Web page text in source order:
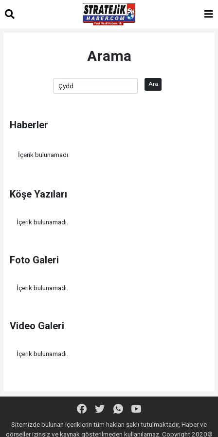
Arama
Ara
Haberler
İçerik bulunamadı.
Köşe Yazıları
İçerik bulunamadı.
Foto Galeri
İçerik bulunamadı.
Video Galeri
İçerik bulunamadı.
Sitemizde bulunan içeriklerin tüm hakları saklı tutulmaktadır, Haber ve
görseller izinsiz ve kaynak gösterilmeden kullanılamaz. Copyright 2020©